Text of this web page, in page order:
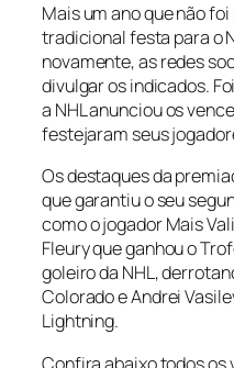
Mais um ano que não
tradicional festa para o
novamente, as redes
divulgar os indicados.
a NHL anunciou os
festejaram seus
Os destaques da
que garantiu o seu
como o jogador Mais
Fleury que ganhou o
goleiro da NHL,
Colorado e Andrei
Lightning.